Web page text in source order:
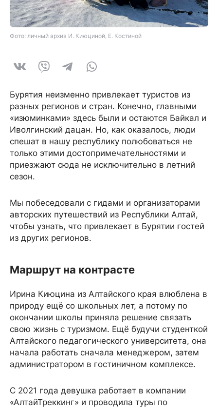
Фото: личный архив И. Киюциной, Е. Костиной
Бурятия неизменно привлекает туристов из
разных регионов и стран. Конечно, главными
«изюминками» здесь были и остаются Байкал и
Иволгинский дацан. Но, как оказалось, люди
спешат в нашу республику полюбоваться не
только этими достопримечательностями и
приезжают сюда не исключительно в летний
сезон.
Мы побеседовали с гидами и организаторами
авторских путешествий из Республики Алтай,
чтобы узнать, что привлекает в Бурятии гостей
из других регионов.
Маршрут на контрасте
Ирина Киюцина из Алтайского края влюблена в
природу ещё со школьных лет, а потому по
окончании школы приняла решение связать
свою жизнь с туризмом. Ещё будучи студенткой
Алтайского педагогического университета, она
начала работать сначала менеджером, затем
администратором в гостиничном комплексе.
С 2021 года девушка работает в компании
«АлтайТреккинг» и проводила туры по